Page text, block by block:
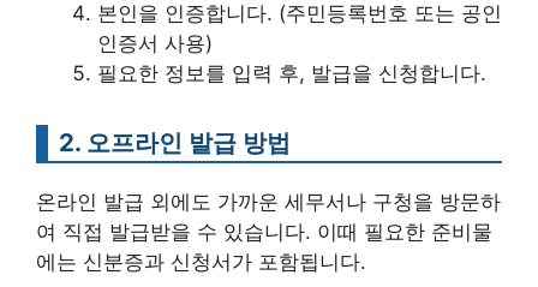
본인을 인증합니다. (주민등록번호 또는 공인
인증서 사용)
필요한 정보를 입력 후, 발급을 신청합니다.
2. 오프라인 발급 방법
온라인 발급 외에도 가까운 세무서나 구청을 방문하
여 직접 발급받을 수 있습니다. 이때 필요한 준비물
에는 신분증과 신청서가 포함됩니다.